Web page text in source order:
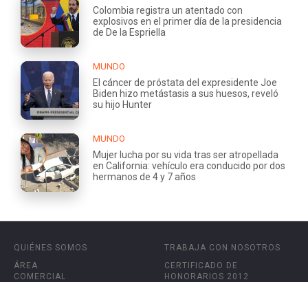
Colombia registra un atentado con
explosivos en el primer día de la presidencia
de De la Espriella
MUNDO
El cáncer de próstata del expresidente Joe
Biden hizo metástasis a sus huesos, reveló
su hijo Hunter
MUNDO
Mujer lucha por su vida tras ser atropellada
en California: vehículo era conducido por dos
hermanos de 4 y 7 años
QUIÉNES SOMOS
ÁREA
COMERCIAL
TRABAJA CON NOSOTROS
CERTIFICADO DE
HONORARIOS 2012